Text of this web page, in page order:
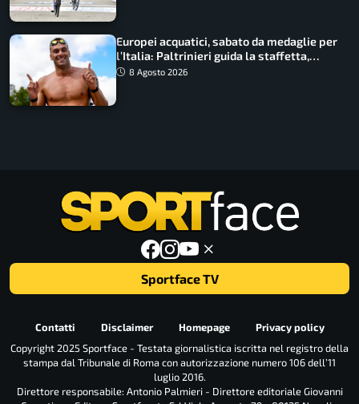
Europei acquatici, sabato da medaglie per
l’Italia: Paltrinieri guida la staffetta,
Barnabà sogna l’oro dalle grandi altezze
8 Agosto 2026
Sportface TV
Contatti Disclaimer Homepage
Privacy policy
Copyright 2025 Sportface - Testata giornalistica iscritta nel registro della
stampa dal Tribunale di Roma con autorizzazione numero 106 dell’11
luglio 2016.
Direttore responsabile: Antonio Palmieri - Direttore editoriale Giovanni